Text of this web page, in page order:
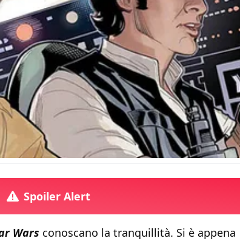
Spoiler Alert
Wars conoscano la tranquillità. Si è appena